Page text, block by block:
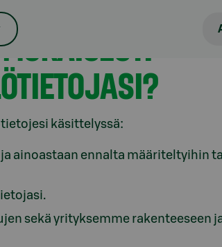
käsittelyssä:
ainoastaan ennalta määriteltyihin
sekä yrityksemme rakenteeseen